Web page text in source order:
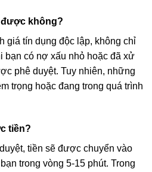
được không?
giá tín dụng độc lập, không chỉ
bạn có nợ xấu nhỏ hoặc đã xử
phê duyệt. Tuy nhiên, những
trọng hoặc đang trong quá trình
tiền?
tiền sẽ được chuyển vào
trong vòng 5-15 phút. Trong